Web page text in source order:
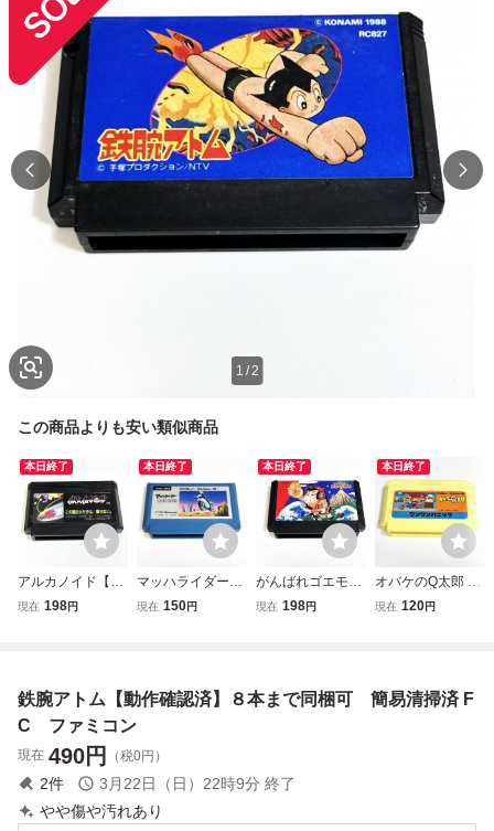
1 /2
この商品よりも安い類似商品
本日終了
アルカノイド【動
作確認済】８本ま
現在 198円
本日終了
マッハライダー
【動作確認済】８
現在 150円
本日終了
がんばれゴエモン
からくり道中【動
現在 198円
本日終了
オバケのQ太郎 ワ
ンワンパニック
現在 120円
鉄腕アトム【動作確認済】８本まで同梱可 簡易清掃済 F
C ファミコン
現在 490円 （税0円）
2件 3月22日（日）22時9分 終了
やや傷や汚れあり